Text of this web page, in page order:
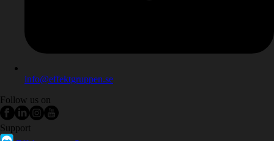
info@effektgruppen.se
Follow us on
Support